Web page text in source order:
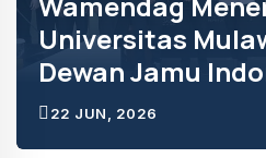
Universitas
Dewan Jamu
22 JUN, 2026